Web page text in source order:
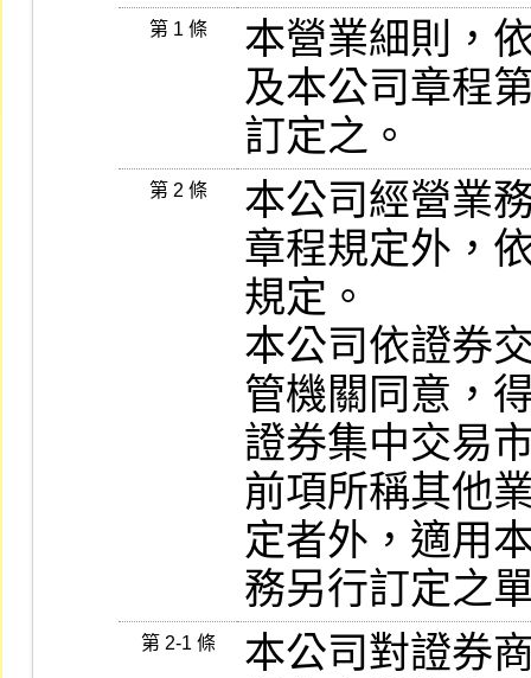
第 1 條
本營業細則，
及本公司章程
訂定之。
第 2 條
本公司經營業
章程規定外，
規定。
本公司依證券
管機關同意，
證券集中交易
前項所稱其他
定者外，適用
務另行訂定之
第 2-1 條
本公司對證券